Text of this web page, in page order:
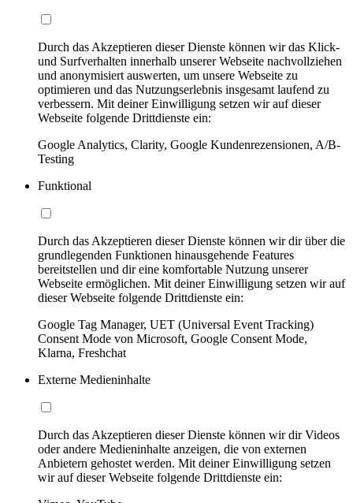
Durch das Akzeptieren dieser Dienste können wir das Klick-
und Surfverhalten innerhalb unserer Webseite nachvollziehen
und anonymisiert auswerten, um unsere Webseite zu
optimieren und das Nutzungserlebnis insgesamt laufend zu
verbessern. Mit deiner Einwilligung setzen wir auf dieser
Webseite folgende Drittdienste ein:
Google Analytics, Clarity, Google Kundenrezensionen, A/B-
Testing
Funktional
Durch das Akzeptieren dieser Dienste können wir dir über die
grundlegenden Funktionen hinausgehende Features
bereitstellen und dir eine komfortable Nutzung unserer
Webseite ermöglichen. Mit deiner Einwilligung setzen wir auf
dieser Webseite folgende Drittdienste ein:
Google Tag Manager, UET (Universal Event Tracking)
Consent Mode von Microsoft, Google Consent Mode,
Klarna, Freshchat
Externe Medieninhalte
Durch das Akzeptieren dieser Dienste können wir dir Videos
oder andere Medieninhalte anzeigen, die von externen
Anbietern gehostet werden. Mit deiner Einwilligung setzen
wir auf dieser Webseite folgende Drittdienste ein: